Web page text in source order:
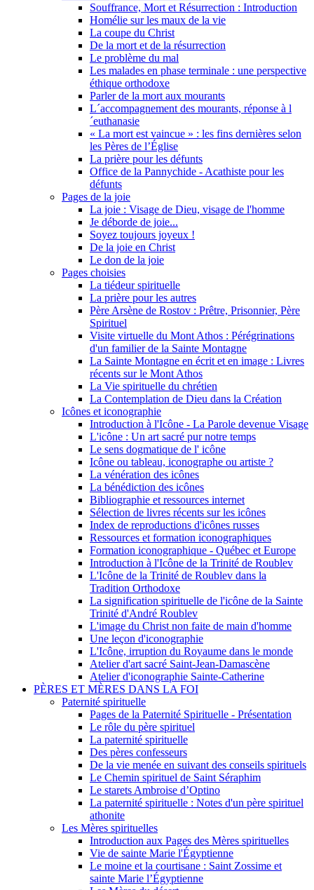
Souffrance, Mort et Résurrection : Introduction
Homélie sur les maux de la vie
La coupe du Christ
De la mort et de la résurrection
Le problème du mal
Les malades en phase terminale : une perspective
éthique orthodoxe
Parler de la mort aux mourants
L´accompagnement des mourants, réponse à l
´euthanasie
« La mort est vaincue » : les fins dernières selon
les Pères de l’Église
La prière pour les défunts
Office de la Pannychide - Acathiste pour les
défunts
Pages de la joie
La joie : Visage de Dieu, visage de l'homme
Je déborde de joie...
Soyez toujours joyeux !
De la joie en Christ
Le don de la joie
Pages choisies
La tiédeur spirituelle
La prière pour les autres
Père Arsène de Rostov : Prêtre, Prisonnier, Père
Spirituel
Visite virtuelle du Mont Athos : Pérégrinations
d'un familier de la Sainte Montagne
La Sainte Montagne en écrit et en image : Livres
récents sur le Mont Athos
La Vie spirituelle du chrétien
La Contemplation de Dieu dans la Création
Icônes et iconographie
Introduction à l'Icône - La Parole devenue Visage
L'icône : Un art sacré pur notre temps
Le sens dogmatique de l' icône
Icône ou tableau, iconographe ou artiste ?
La vénération des icônes
La bénédiction des icônes
Bibliographie et ressources internet
Sélection de livres récents sur les icônes
Index de reproductions d'icônes russes
Ressources et formation iconographiques
Formation iconographique - Québec et Europe
Introduction à l'Icône de la Trinité de Roublev
L'Icône de la Trinité de Roublev dans la
Tradition Orthodoxe
La signification spirituelle de l'icône de la Sainte
Trinité d'André Roublev
L'image du Christ non faite de main d'homme
Une leçon d'iconographie
L'Icône, irruption du Royaume dans le monde
Atelier d'art sacré Saint-Jean-Damascène
Atelier d'iconographie Sainte-Catherine
PÈRES ET MÈRES DANS LA FOI
Paternité spirituelle
Pages de la Paternité Spirituelle - Présentation
Le rôle du père spirituel
La paternité spirituelle
Des pères confesseurs
De la vie menée en suivant des conseils spirituels
Le Chemin spirituel de Saint Séraphim
Le starets Ambroise d’Optino
La paternité spirituelle : Notes d'un père spirituel
athonite
Les Mères spirituelles
Introduction aux Pages des Mères spirituelles
Vie de sainte Marie l'Égyptienne
Le moine et la courtisane : Saint Zossime et
sainte Marie l’Égyptienne